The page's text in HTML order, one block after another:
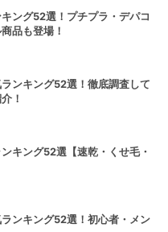
ング52選！プチプラ・デパコ
品も登場！
ンキング52選！徹底調査して
！
キング52選【速乾・くせ毛・
ンキング52選！初心者・メン